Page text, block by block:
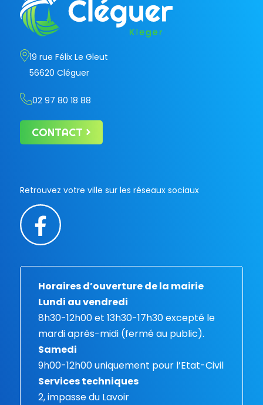
19 rue Félix Le Gleut
56620 Cléguer
02 97 80 18 88
CONTACT
Retrouvez votre ville sur les réseaux sociaux
Horaires d’ouverture de la mairie
Lundi au vendredi
8h30-12h00 et 13h30-17h30 excepté le
mardi après-midi (fermé au public).
Samedi
9h00-12h00 uniquement pour l’Etat-Civil
Services techniques
2, impasse du Lavoir